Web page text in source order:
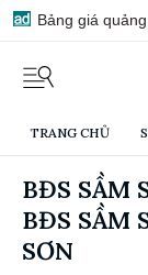
Bảng giá
TRANG CHỦ
BĐS SẦM
BĐS SẦM
SƠN